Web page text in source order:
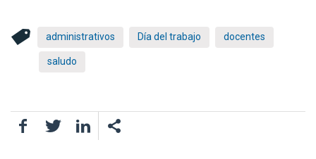
administrativos Día del trabajo docentes
saludo
FacebookTwitter LinkedIn